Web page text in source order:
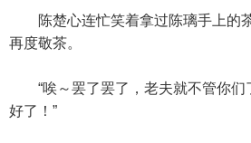
陈楚心连忙笑着拿过陈璃手上的茶
再度敬茶。
“唉～罢了罢了，老夫就不管你们
好了！”